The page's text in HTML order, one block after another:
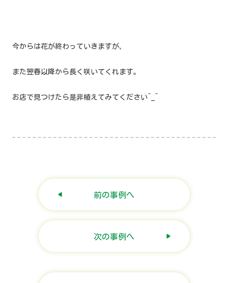
今からは花が終わっていきますが、
また翌春以降から長く咲いてくれます。
お店で見つけたら是非植えてみてください^_^
前の事例へ
次の事例へ